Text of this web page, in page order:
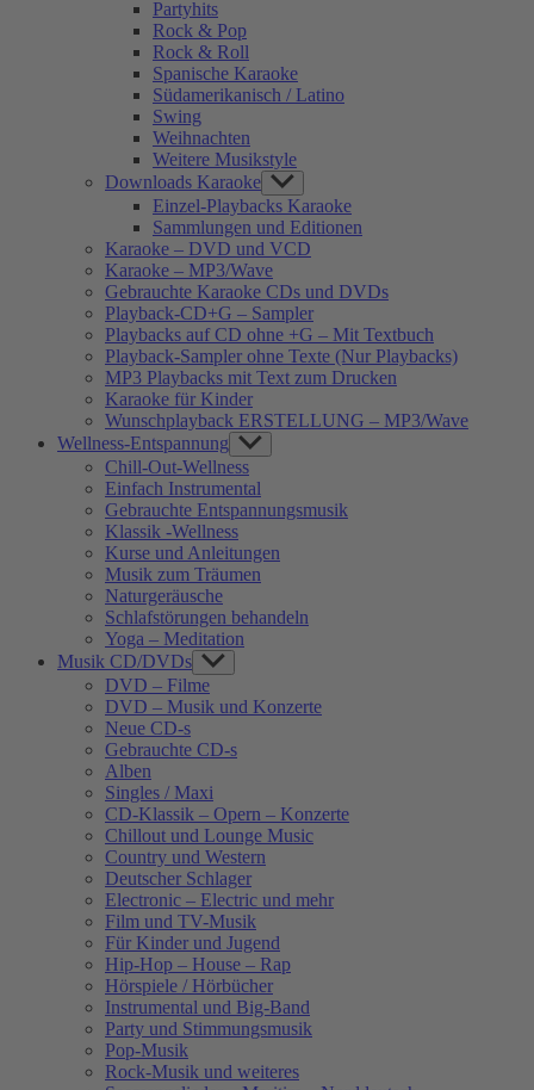
Partyhits
Rock & Pop
Rock & Roll
Spanische Karaoke
Südamerikanisch / Latino
Swing
Weihnachten
Weitere Musikstyle
Downloads Karaoke Show
sub
menu
Einzel-Playbacks Karaoke
Sammlungen und Editionen
Karaoke – DVD und VCD
Karaoke – MP3/Wave
Gebrauchte Karaoke CDs und DVDs
Playback-CD+G – Sampler
Playbacks auf CD ohne +G – Mit Textbuch
Playback-Sampler ohne Texte (Nur Playbacks)
MP3 Playbacks mit Text zum Drucken
Karaoke für Kinder
Wunschplayback ERSTELLUNG – MP3/Wave
Wellness-Entspannung Show
sub
menu
Chill-Out-Wellness
Einfach Instrumental
Gebrauchte Entspannungsmusik
Klassik -Wellness
Kurse und Anleitungen
Musik zum Träumen
Naturgeräusche
Schlafstörungen behandeln
Yoga – Meditation
Musik CD/DVDs Show
sub
menu
DVD – Filme
DVD – Musik und Konzerte
Neue CD-s
Gebrauchte CD-s
Alben
Singles / Maxi
CD-Klassik – Opern – Konzerte
Chillout und Lounge Music
Country und Western
Deutscher Schlager
Electronic – Electric und mehr
Film und TV-Musik
Für Kinder und Jugend
Hip-Hop – House – Rap
Hörspiele / Hörbücher
Instrumental und Big-Band
Party und Stimmungsmusik
Pop-Musik
Rock-Musik und weiteres